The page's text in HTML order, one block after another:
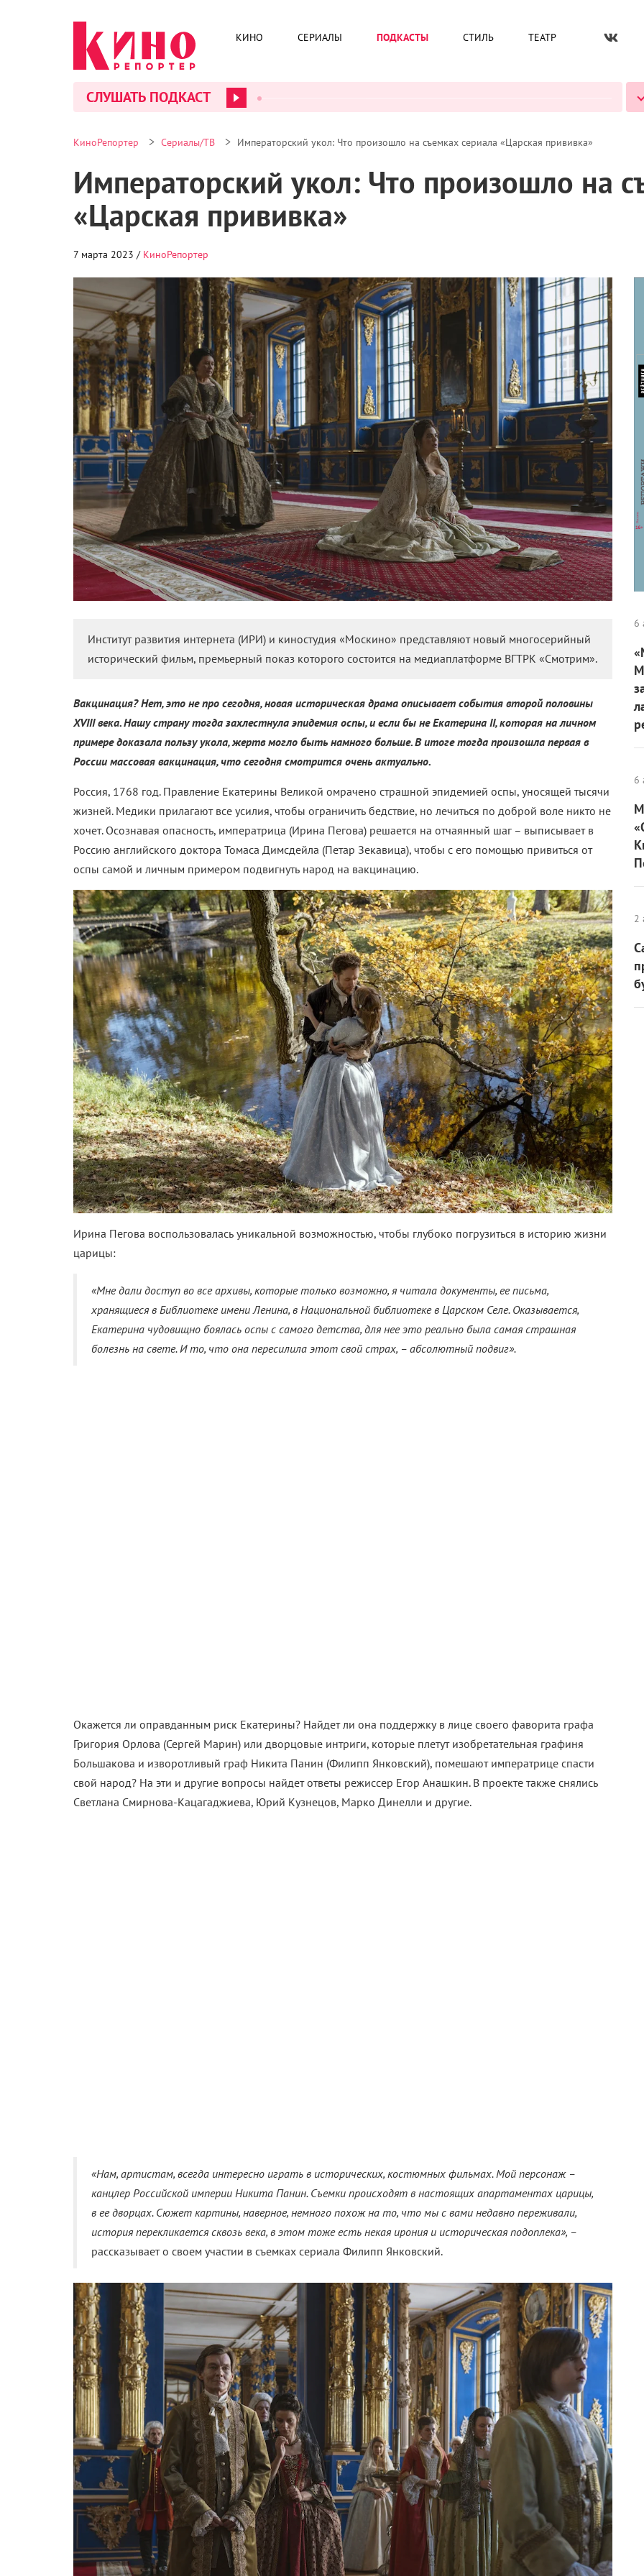
КИНО СЕРИАЛЫ ПОДКАСТЫ СТИЛЬ ТЕАТР
СЛУШАТЬ ПОДКАСТ
КиноРепортер > Сериалы/ТВ > Императорский укол: Что произошло на съемках сериала «Царская прививка»
Императорский укол: Что произошло на
«Царская прививка»
7 марта 2023 / КиноРепортер
Институт развития интернета (ИРИ) и киностудия «Москино» представляют новый многосерийный
исторический фильм, премьерный показ которого состоится на медиаплатформе ВГТРК «Смотрим».
Вакцинация? Нет, это не про сегодня, новая историческая драма описывает события второй половины
XVIII века. Нашу страну тогда захлестнула эпидемия оспы, и если бы не Екатерина II, которая на личном
примере доказала пользу укола, жертв могло быть намного больше. В итоге тогда произошла первая в
России массовая вакцинация, что сегодня смотрится очень актуально.
Россия, 1768 год. Правление Екатерины Великой омрачено страшной эпидемией оспы, уносящей тысячи
жизней. Медики прилагают все усилия, чтобы ограничить бедствие, но лечиться по доброй воле никто не
хочет. Осознавая опасность, императрица (Ирина Пегова) решается на отчаянный шаг – выписывает в
Россию английского доктора Томаса Димсдейла (Петар Зекавица), чтобы с его помощью привиться от
оспы самой и личным примером подвигнуть народ на вакцинацию.
Ирина Пегова воспользовалась уникальной возможностью, чтобы глубоко погрузиться в историю жизни
царицы:
«Мне дали доступ во все архивы, которые только возможно, я читала документы, ее письма,
хранящиеся в Библиотеке имени Ленина, в Национальной библиотеке в Царском Селе. Оказывается,
Екатерина чудовищно боялась оспы с самого детства, для нее это реально была самая страшная
болезнь на свете. И то, что она пересилила этот свой страх, – абсолютный подвиг».
Окажется ли оправданным риск Екатерины? Найдет ли она поддержку в лице своего фаворита графа
Григория Орлова (Сергей Марин) или дворцовые интриги, которые плетут изобретательная графиня
Большакова и изворотливый граф Никита Панин (Филипп Янковский), помешают императрице спасти
свой народ? На эти и другие вопросы найдет ответы режиссер Егор Анашкин. В проекте также снялись
Светлана Смирнова-Кацагаджиева, Юрий Кузнецов, Марко Динелли и другие.
«Нам, артистам, всегда интересно играть в исторических, костюмных фильмах. Мой персонаж –
канцлер Российской империи Никита Панин. Съемки происходят в настоящих апартаментах царицы,
в ее дворцах. Сюжет картины, наверное, немного похож на то, что мы с вами недавно переживали,
история перекликается сквозь века, в этом тоже есть некая ирония и историческая подоплека», –
рассказывает о своем участии в съемках сериала Филипп Янковский.
6
6
2